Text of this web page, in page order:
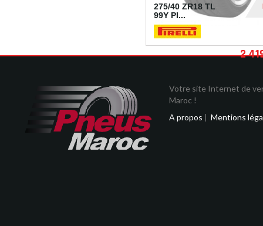
275/40 ZR18 TL
99Y PI...
2
Votre site Internet de
Maroc !
A propos | Mentions